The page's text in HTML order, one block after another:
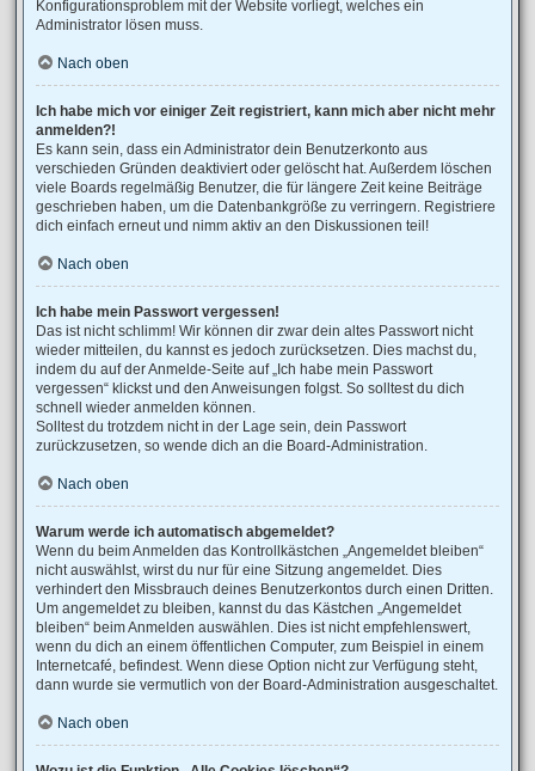
Konfigurationsproblem mit der Website vorliegt, welches ein
Administrator lösen muss.
Nach oben
Ich habe mich vor einiger Zeit registriert, kann mich aber nicht mehr
anmelden?!
Es kann sein, dass ein Administrator dein Benutzerkonto aus
verschieden Gründen deaktiviert oder gelöscht hat. Außerdem löschen
viele Boards regelmäßig Benutzer, die für längere Zeit keine Beiträge
geschrieben haben, um die Datenbankgröße zu verringern. Registriere
dich einfach erneut und nimm aktiv an den Diskussionen teil!
Nach oben
Ich habe mein Passwort vergessen!
Das ist nicht schlimm! Wir können dir zwar dein altes Passwort nicht
wieder mitteilen, du kannst es jedoch zurücksetzen. Dies machst du,
indem du auf der Anmelde-Seite auf „Ich habe mein Passwort
vergessen“ klickst und den Anweisungen folgst. So solltest du dich
schnell wieder anmelden können.
Solltest du trotzdem nicht in der Lage sein, dein Passwort
zurückzusetzen, so wende dich an die Board-Administration.
Nach oben
Warum werde ich automatisch abgemeldet?
Wenn du beim Anmelden das Kontrollkästchen „Angemeldet bleiben“
nicht auswählst, wirst du nur für eine Sitzung angemeldet. Dies
verhindert den Missbrauch deines Benutzerkontos durch einen Dritten.
Um angemeldet zu bleiben, kannst du das Kästchen „Angemeldet
bleiben“ beim Anmelden auswählen. Dies ist nicht empfehlenswert,
wenn du dich an einem öffentlichen Computer, zum Beispiel in einem
Internetcafé, befindest. Wenn diese Option nicht zur Verfügung steht,
dann wurde sie vermutlich von der Board-Administration ausgeschaltet.
Nach oben